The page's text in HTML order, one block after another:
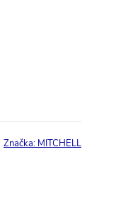
Značka: MITCHELL